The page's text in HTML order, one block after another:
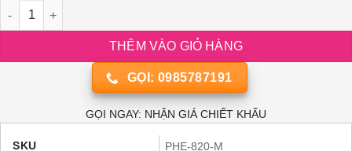
Rượu vang trắng Mỹ Chateau Ste Michelle Riesling số lượng
THÊM VÀO GIỎ HÀNG
GỌI: 0985787191
GỌI NGAY: NHẬN GIÁ CHIẾT KHẤU
SKU
PHE-820-M